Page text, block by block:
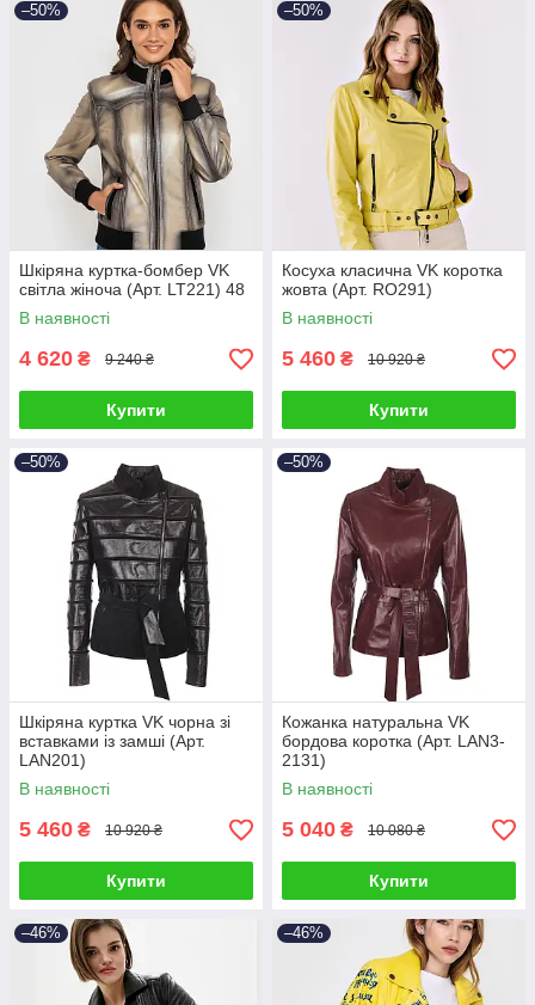
–50%
Шкіряна куртка-бомбер VK
світла жіноча (Арт. LT221) 48
В наявності
4 620 ₴ 9 240 ₴
Купити
–50%
Косуха класична VK коротка
жовта (Арт. RO291)
В наявності
5 460 ₴ 10 920 ₴
Купити
–50%
Шкіряна куртка VK чорна зі
вставками із замші (Арт.
LAN201)
В наявності
5 460 ₴ 10 920 ₴
Купити
–50%
Кожанка натуральна VK
бордова коротка (Арт. LAN3-
2131)
В наявності
5 040 ₴ 10 080 ₴
Купити
–46% –46%